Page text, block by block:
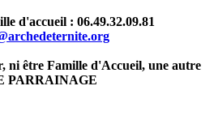
d'accueil : 06.49.32.09.81
ni être Famille d'Accueil, une autre
PARRAINAGE